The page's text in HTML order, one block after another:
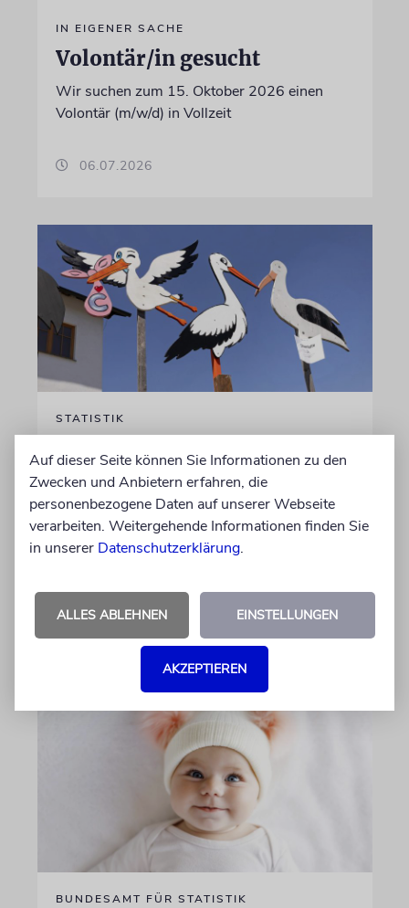
IN EIGENER SACHE
Volontär/in gesucht
Wir suchen zum 15. Oktober 2026 einen
Volontär (m/w/d) in Vollzeit
06.07.2026
STATISTIK
Diese hebräischen
Vornamen in Österreich sind
am beliebtesten
Österreichische Eltern wählen gern Klassiker.
Unter den Top Ten sind auch viele Namen
04.07.2026
BUNDESAMT FÜR STATISTIK
Auf dieser Seite können Sie Informationen zu den
Zwecken und Anbietern erfahren, die
personenbezogene Daten auf unserer Webseite
verarbeiten. Weitergehende Informationen finden Sie
in unserer Datenschutzerklärung.
ALLES ABLEHNEN EINSTELLUNGEN
AKZEPTIEREN